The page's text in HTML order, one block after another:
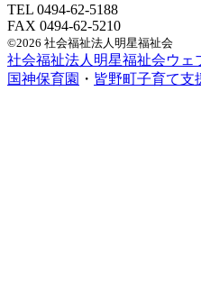
TEL 0494-62-5188
FAX 0494-62-5210
©2026 社会福祉法人明星福祉会
社会福祉法人明星福祉会ウェ
国神保育園 ・ 皆野町子育て支